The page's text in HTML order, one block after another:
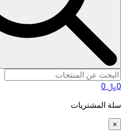
0﷼0
سلة المشتريات
×